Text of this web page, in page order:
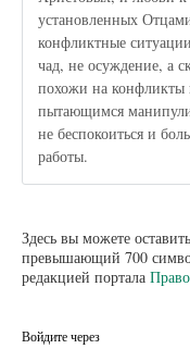
установленных
конфликтные
чад, не осуждение, а
похожи на конфликты
пытающимся
не беспокоиться и
работы.
Здесь вы можете
превышающий 700
редакцией портала
Войдите через